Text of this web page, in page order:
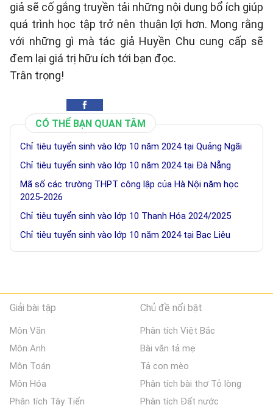
giả sẽ cố gắng truyền tải những nội dung bổ ích giúp
quá trình học tập trở nên thuận lợi hơn. Mong rằng
với những gì mà tác giả Huyền Chu cung cấp sẽ
đem lại giá trị hữu ích tới bạn đọc.
Trân trọng!
CÓ THỂ BẠN QUAN TÂM
Chỉ tiêu tuyển sinh vào lớp 10 năm 2024 tại Quảng Ngãi
Chỉ tiêu tuyển sinh vào lớp 10 năm 2024 tại Đà Nẵng
Mã số các trường THPT công lập của Hà Nội năm học
2025-2026
Chỉ tiêu tuyển sinh vào lớp 10 Thanh Hóa 2024/2025
Chỉ tiêu tuyển sinh vào lớp 10 năm 2024 tại Bạc Liêu
Giải bài tập
Môn Văn
Môn Anh
Môn Toán
Môn Hóa
Phân tích Tây Tiến
Chủ đề nổi bật
Phân tích Việt Bắc
Bài văn tả mẹ
Tả con mèo
Phân tích bài thơ Tỏ lòng
Phân tích Đất nước